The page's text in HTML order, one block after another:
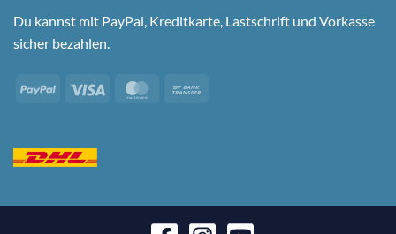
Du kannst mit PayPal, Kreditkarte, Lastschrift und Vorkasse
sicher bezahlen.
PayPal Visa MasterCard